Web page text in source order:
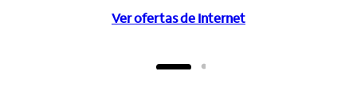
Ver ofertas de Internet